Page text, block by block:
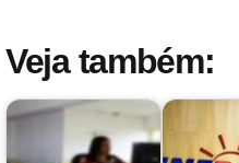
Veja também: